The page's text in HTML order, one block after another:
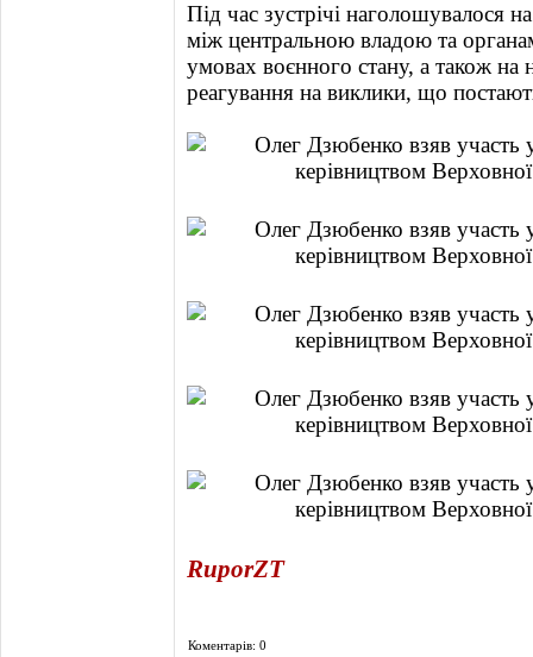
Під час зустрічі наголошувалося
між центральною владою та
умовах воєнного стану, а також на
реагування на виклики, що
RuporZT
Коментарів: 0